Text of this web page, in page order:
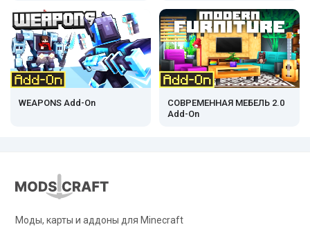
WEAPONS Add-On
СОВРЕМЕННАЯ МЕБЕЛЬ 2.0
Add-On
Моды, карты и аддоны для Minecraft